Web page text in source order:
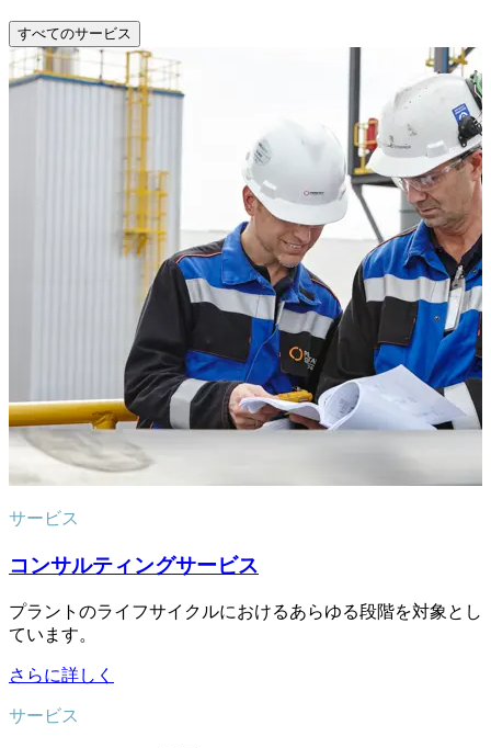
すべてのサービス
サービス
コンサルティングサービス
プラントのライフサイクルにおけるあらゆる段階を対象と
ています。
さらに詳しく
サービス